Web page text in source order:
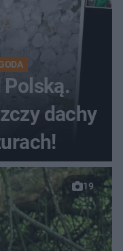
Polską.
dachy
19